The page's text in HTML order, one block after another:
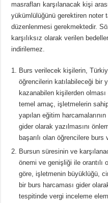
masrafları karşılanacak kişi
yükümlülüğünü gerektiren noter
düzenlenmesi gerekmektedir.
karşılıksız olarak verilen
indirilemez.
Burs verilecek kişilerin,
öğrencilerin katılabileceği bir
kazanabilen kişilerden
temel amaç, işletmelerin
yapılan eğitim
gider olarak yazılmasını
başarılı olan öğrencilere
Bursun süresinin ve
önemi ve genişliği ile orantılı
göre, işletmenin büyüklüğü,
bir burs harcaması gider
tespitinde vergi inceleme